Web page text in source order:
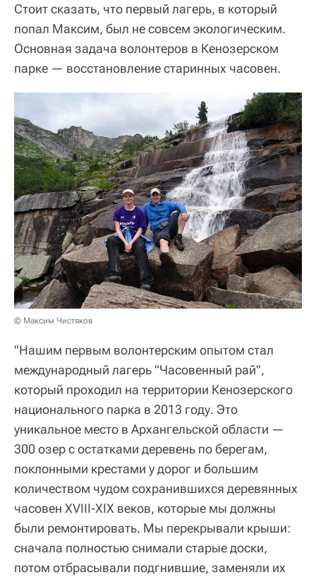
Стоит сказать, что первый лагерь, в который
попал Максим, был не совсем экологическим.
Основная задача волонтеров в Кенозерском
парке — восстановление старинных часовен.
© Максим Чистяков
"Нашим первым волонтерским опытом стал
международный лагерь "Часовенный рай",
который проходил на территории Кенозерского
национального парка в 2013 году. Это
уникальное место в Архангельской области —
300 озер с остатками деревень по берегам,
поклонными крестами у дорог и большим
количеством чудом сохранившихся деревянных
часовен XVIII-XIX веков, которые мы должны
были ремонтировать. Мы перекрывали крыши:
сначала полностью снимали старые доски,
потом отбрасывали подгнившие, заменяли их